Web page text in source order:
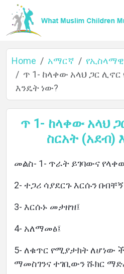
Home
Languages
Home አማርኛ
የኢስላማዊ
ጥ 1- ከላቀው አላህ ጋር
እንዴት ነው?
ጥ 1- ከላቀው አላህ
ስርአት (አደብ)
መልስ- 1- ጥራት ይገባውና
2- ተጋሪ ሳያደርጉ እርሱን
3- እርሱኑ መታዘዝ፤
4- አለማመፅ፤
5- ለቁጥር የሚያታክት ለሆነው
ማመስገንና ተገቢውን ሹክር